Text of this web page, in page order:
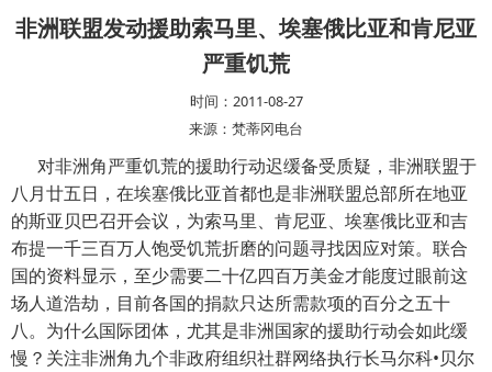
非洲联盟发动援助索马里、埃塞俄比亚和肯尼亚
严重饥荒
时间：2011-08-27
来源：梵蒂冈电台
对非洲角严重饥荒的援助行动迟缓备受质疑，非洲联盟于
八月廿五日，在埃塞俄比亚首都也是非洲联盟总部所在地亚
的斯亚贝巴召开会议，为索马里、肯尼亚、埃塞俄比亚和吉
布提一千三百万人饱受饥荒折磨的问题寻找因应对策。联合
国的资料显示，至少需要二十亿四百万美金才能度过眼前这
场人道浩劫，目前各国的捐款只达所需款项的百分之五十
八。为什么国际团体，尤其是非洲国家的援助行动会如此缓
慢？关注非洲角九个非政府组织社群网络执行长马尔科•贝尔